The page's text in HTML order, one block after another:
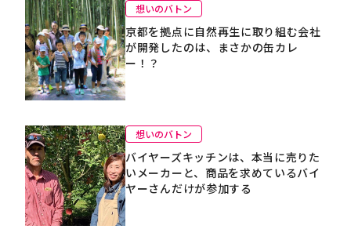
想いのバトン
京都を拠点に自然再生に取り組む会社
が開発したのは、まさかの缶カレ
ー！？
想いのバトン
バイヤーズキッチンは、本当に売りた
いメーカーと、商品を求めているバイ
ヤーさんだけが参加する